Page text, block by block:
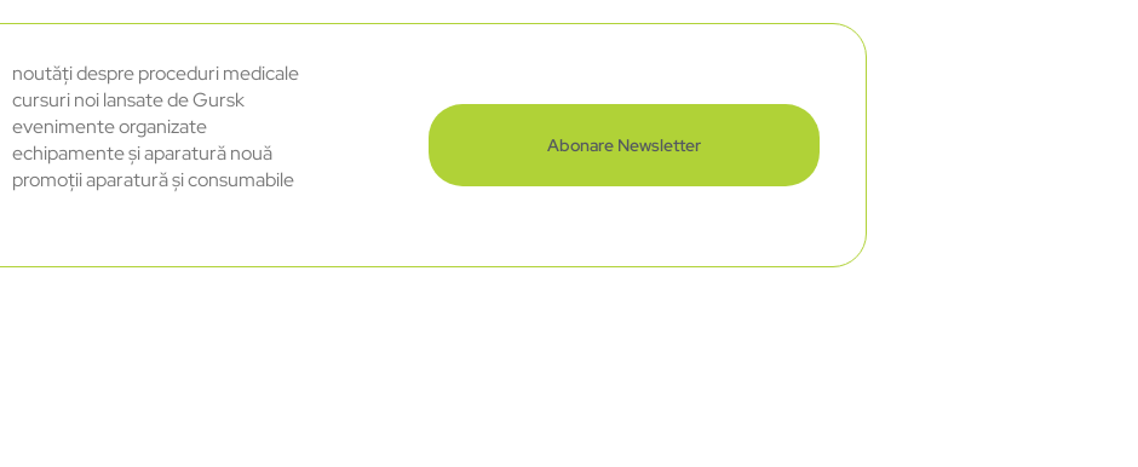
noutăți despre proceduri medicale
cursuri noi lansate de Gursk
evenimente organizate
echipamente și aparatură nouă
promoții aparatură și consumabile
Abonare Newsletter